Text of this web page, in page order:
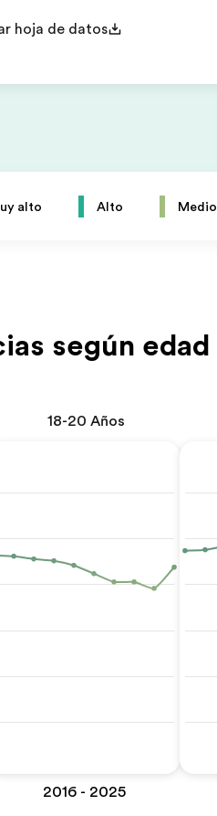
hoja de datos
alto Alto Medio
según edad
18-20 Años
2016 - 2025